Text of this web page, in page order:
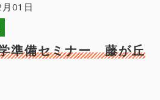
01日
準備セミナー 藤が丘